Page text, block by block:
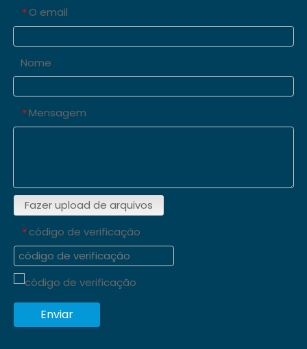
* O email
Nome
* Mensagem
Fazer upload de arquivos
* código de verificação
Enviar